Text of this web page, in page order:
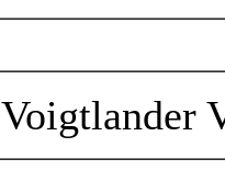
Voigtlander